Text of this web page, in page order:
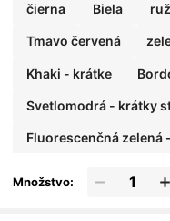
čierna Biela
Tmavo červená
Khaki - krátke
Svetlomodrá - krátky
Fluorescenčná zelená
Množstvo: